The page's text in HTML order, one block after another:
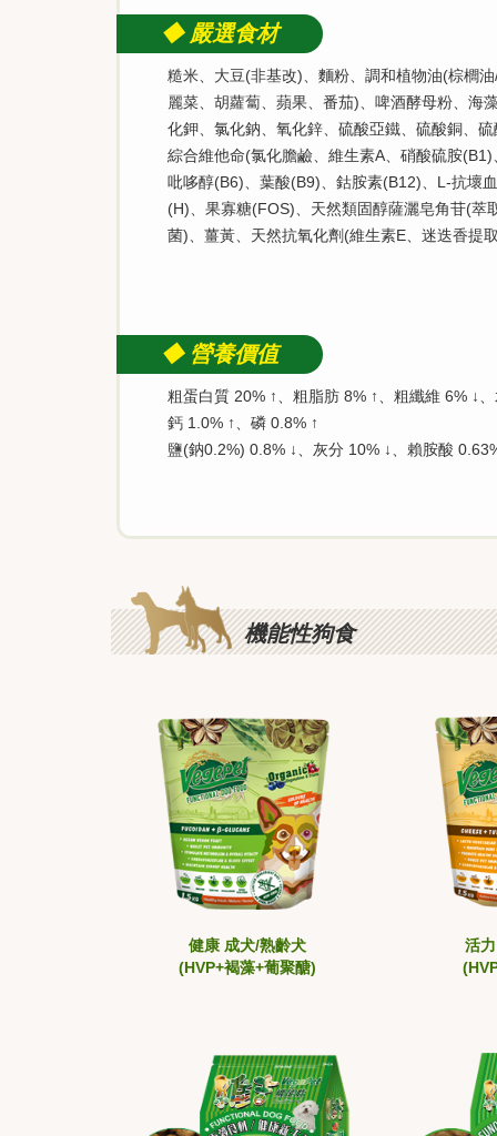
◆ 嚴選食材
糙米、大豆(非基改)、麵粉、調和植物油(棕櫚
麗菜、胡蘿蔔、蘋果、番茄)、啤酒酵母粉、海
化鉀、氯化鈉、氧化鋅、硫酸亞鐵、硫酸銅、
綜合維他命(氯化膽鹼、維生素A、硝酸硫胺
吡哆醇(B6)、葉酸(B9)、鈷胺素(B12)、L-抗壞
(H)、果寡糖(FOS)、天然類固醇薩灑皂角苷(
菌)、薑黃、天然抗氧化劑(維生素E、迷迭香提
◆ 營養價值
粗蛋白質 20% ↑、粗脂肪 8% ↑、粗纖維 6% ↓
鈣 1.0% ↑、磷 0.8% ↑
鹽(鈉0.2%) 0.8% ↓、灰分 10% ↓、賴胺酸
機能性狗食
健康 成犬/熟齡犬
(HVP+褐藻+葡聚醣)
活